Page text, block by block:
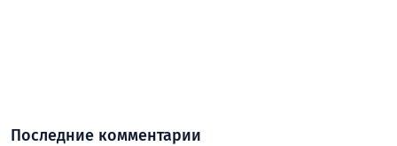
Последние комментарии